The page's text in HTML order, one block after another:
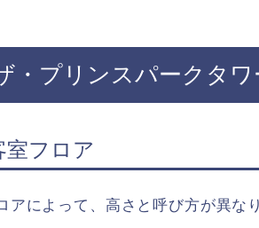
・プリンスパークタ
室フロア
アによって、高さと呼び方が異な